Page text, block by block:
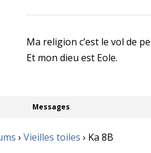
Ma religion c’est le vol de
Et mon dieu est Eole.
Messages
› Vieilles toiles › Ka 8B